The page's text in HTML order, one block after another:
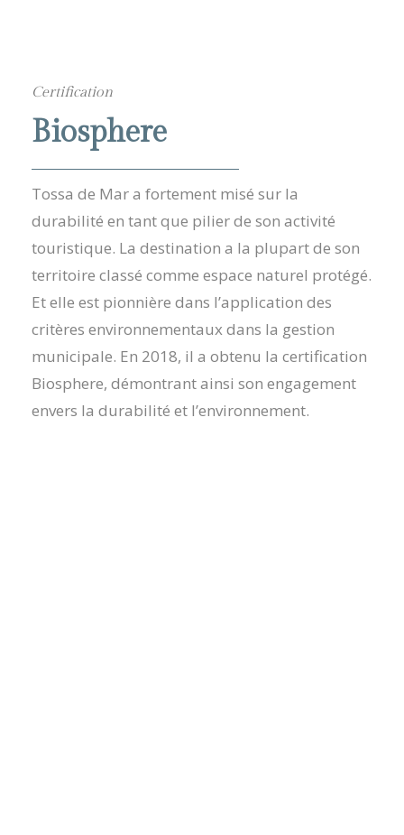
Certification
Biosphere
Tossa de Mar a fortement misé sur la
durabilité en tant que pilier de son activité
touristique. La destination a la plupart de son
territoire classé comme espace naturel protégé.
Et elle est pionnière dans l’application des
critères environnementaux dans la gestion
municipale. En 2018, il a obtenu la certification
Biosphere, démontrant ainsi son engagement
envers la durabilité et l’environnement.